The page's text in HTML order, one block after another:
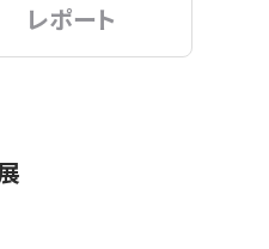
レポート